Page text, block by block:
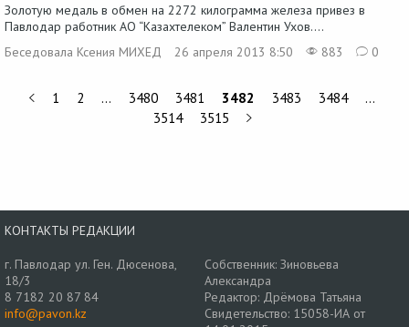
Золотую медаль в обмен на 2272 килограмма железа привез в
Павлодар работник АО “Казахтелеком” Валентин Ухов....
Беседовала Ксения МИХЕД
26 апреля 2013 8:50 883 0
1 2 … 3480 3481 3482 3483 3484
…
3514
3515
КОНТАКТЫ РЕДАКЦИИ
г. Павлодар ул. Ген. Дюсенова,
18/3
8 7182 20 87 84
info@pavon.kz
Собственник: Зиновьева
Александра
Редактор: Дрёмова Татьяна
Свидетельство: 15058-ИА от